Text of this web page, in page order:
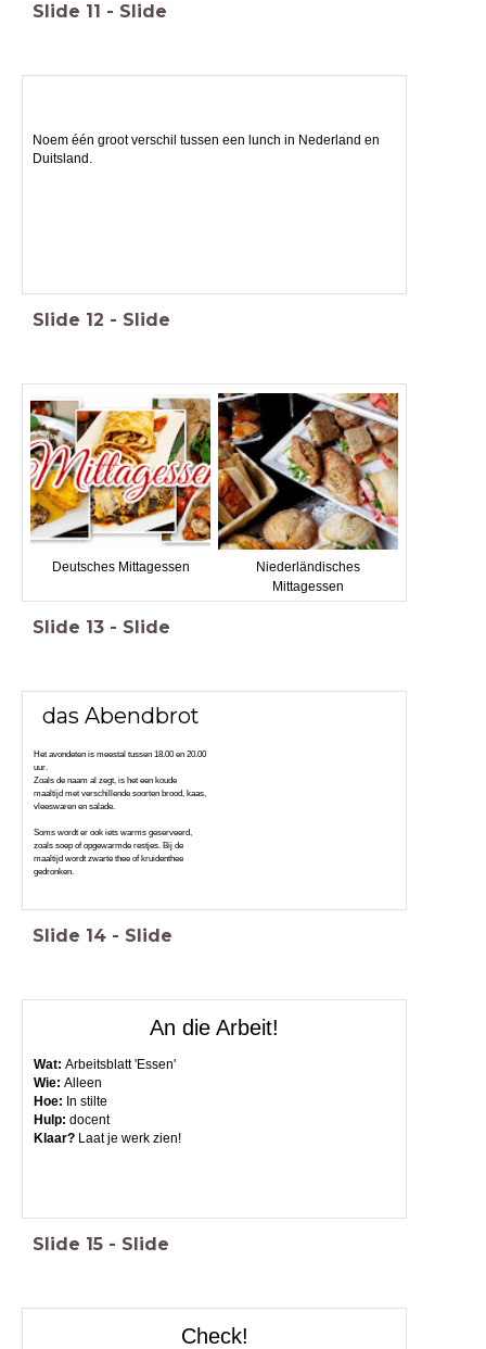
Slide 11 - Slide
Noem één groot verschil tussen een lunch in Nederland en
Duitsland.
Slide 12 - Slide
Deutsches Mittagessen
Niederländisches
Mittagessen
Slide 13 - Slide
das Abendbrot
Het avondeten is meestal tussen 18.00 en 20.00
uur.
Zoals de naam al zegt, is het een koude
maaltijd met verschillende soorten brood, kaas,
vleeswaren en salade.
Soms wordt er ook iets warms geserveerd,
zoals soep of opgewarmde restjes. Bij de
maaltijd wordt zwarte thee of kruidenthee
gedronken.
Slide 14 - Slide
An die Arbeit!
Wat: Arbeitsblatt 'Essen'
Wie: Alleen
Hoe: In stilte
Hulp: docent
Klaar? Laat je werk zien!
Slide 15 - Slide
Check!